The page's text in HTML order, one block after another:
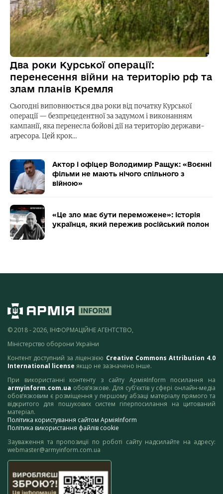
Два роки Курської операції:
перенесення війни на територію рф та
злам планів Кремля
Сьогодні виповнюється два роки від початку Курської
операції — безпрецедентної за задумом і виконанням
кампанії, яка перенесла бойові дії на територію держави-
агресора. Цей крок…
Актор і офіцер Володимир Ращук: «Воєнні
фільми не мають нічого спільного з
війною»
«Це зло має бути переможене»: історія
українця, який пережив російський полон
© 2018 - 2026, ІНФОРМАЦІЙНЕ АГЕНТСТВО,
Міністерство оборони України
Контент доступний за ліцензією Creative Commons Attribution 4.0
International license якщо не зазначено інше.
При використанні контенту з сайту АрміяInform посилання на
armyinform.com.ua обов’язкове. Для суб’єктів у сфері онлайн-медіа
обов’язковим є розміщення у першому абзаці матеріалу прямого та
відкритого для пошукових систем гіперпосилання на цитований
матеріал.
Політика користування сайтом АрміяInform
Політика використання файлів cookie
Зауваження та пропозиції по роботі сайту надсилайте на адресу:
webmaster@armyinform.com.ua